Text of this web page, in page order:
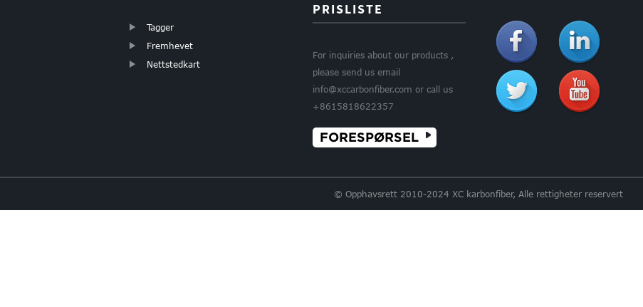
Tagger
Fremhevet
Nettstedkart
PRISLISTE
For inquiries about our products ,
please send us email
info@xccarbonfiber.com or call us
+8615818622357
FORESPØRSEL
© Opphavsrett 2010-2024 XC karbonfiber, Alle rettigheter reservert